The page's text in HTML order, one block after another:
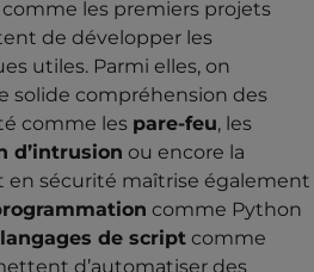
les premiers projets
de développer les
utiles. Parmi elles, on
solide compréhension des
comme les pare-feu, les
d’intrusion ou encore la
en sécurité maîtrise également
comme Python
langages de script comme
d’automatiser des